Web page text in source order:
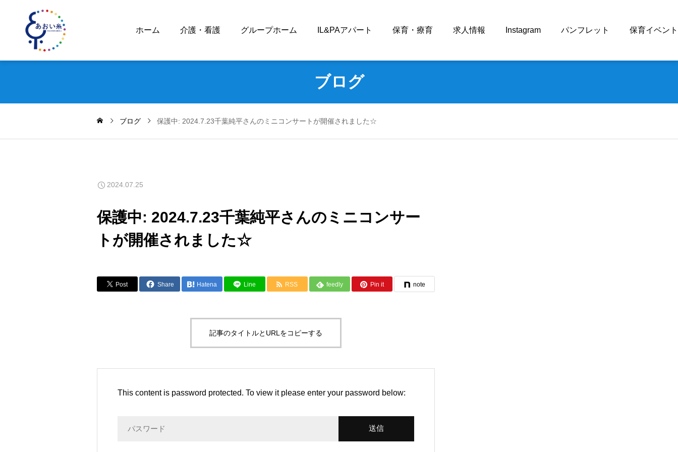
ホーム 介護・看護 グループホーム IL&PAアパート 保育・療育 求人情報 Instagram パンフレット 保育イベント
ブログ
ブログ 保護中: 2024.7.23千葉純平さんのミニコンサートが開催されました☆
2024.07.25
保護中: 2024.7.23千葉純平さんのミニコンサー
トが開催されました☆
Post Share Hatena Line RSS feedly Pin it note
記事のタイトルとURLをコピーする
This content is password protected. To view it please enter your password below: